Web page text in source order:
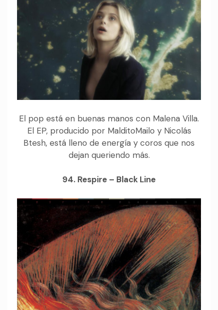
El pop está en buenas manos con Malena Villa.
El EP, producido por MalditoMailo y Nicolás
Btesh, está lleno de energía y coros que nos
dejan queriendo más.
94. Respire – Black Line